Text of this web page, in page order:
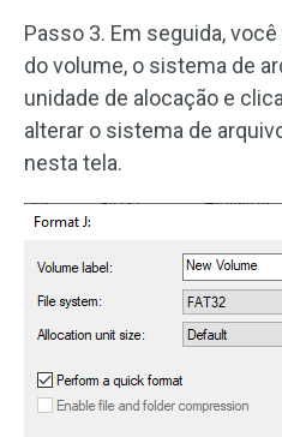
Passo 3. Em seguida,
do volume, o sistema de
unidade de alocação e
alterar o sistema de
nesta tela.